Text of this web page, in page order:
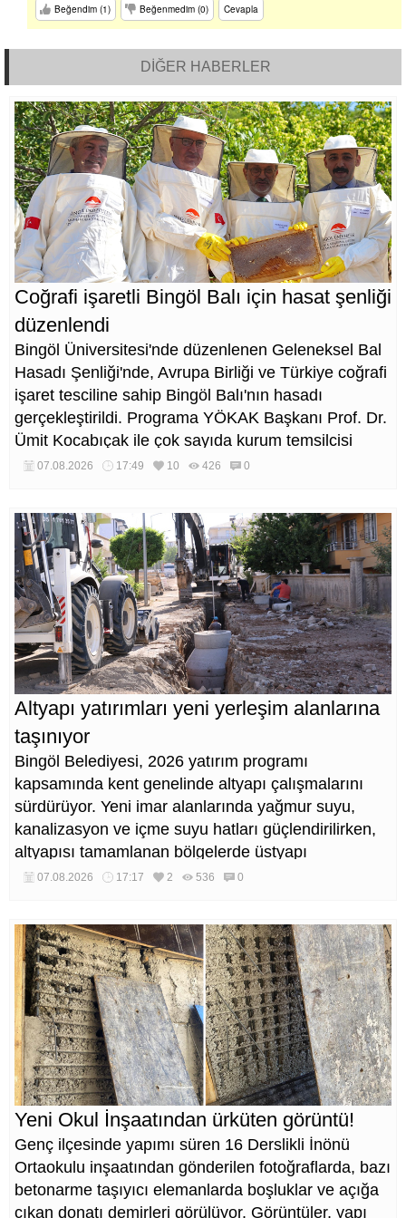
Beğendim (1) Beğenmedim (0) Cevapla
DİĞER HABERLER
Coğrafi işaretli Bingöl Balı için hasat şenliği
düzenlendi
Bingöl Üniversitesi'nde düzenlenen Geleneksel Bal
Hasadı Şenliği'nde, Avrupa Birliği ve Türkiye coğrafi
işaret tesciline sahip Bingöl Balı'nın hasadı
gerçekleştirildi. Programa YÖKAK Başkanı Prof. Dr.
Ümit Kocabıçak ile çok sayıda kurum temsilcisi
katıldı.
07.08.2026 17:49 10 426 0
Altyapı yatırımları yeni yerleşim alanlarına
taşınıyor
Bingöl Belediyesi, 2026 yatırım programı
kapsamında kent genelinde altyapı çalışmalarını
sürdürüyor. Yeni imar alanlarında yağmur suyu,
kanalizasyon ve içme suyu hatları güçlendirilirken,
altyapısı tamamlanan bölgelerde üstyapı
düzenlemeleri de eş zamanlı yürütülüyor.
07.08.2026 17:17 2 536 0
Yeni Okul İnşaatından ürküten görüntü!
Genç ilçesinde yapımı süren 16 Derslikli İnönü
Ortaokulu inşaatından gönderilen fotoğraflarda, bazı
betonarme taşıyıcı elemanlarda boşluklar ve açığa
çıkan donatı demirleri görülüyor. Görüntüler, yapı